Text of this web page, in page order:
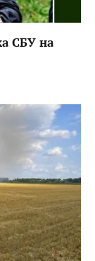
СБУ на